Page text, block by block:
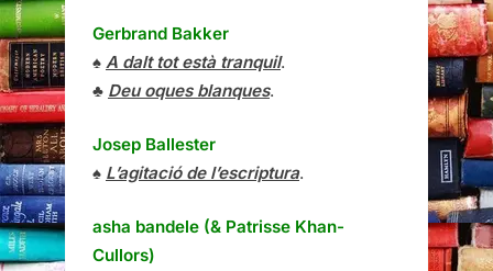
Gerbrand Bakker
♠ A dalt tot està tranquil.
♣ Deu oques blanques.
Josep Ballester
♠ L’agitació de l’escriptura.
asha bandele (& Patrisse Khan-
Cullors)